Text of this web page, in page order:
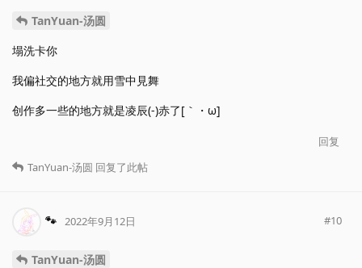
TanYuan-汤圆
塌洗卡你
我偏社交的地方就用雪中見舞
创作多一些的地方就是凌辰(-)赤了[｀・ω]
回复
TanYuan-汤圆 回复了此帖
🐾 2022年9月12日 #10
TanYuan-汤圆